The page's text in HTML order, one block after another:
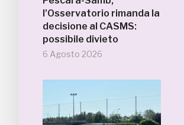
l’Osservatorio rimanda la
decisione al CASMS:
possibile divieto
6 Agosto 2026